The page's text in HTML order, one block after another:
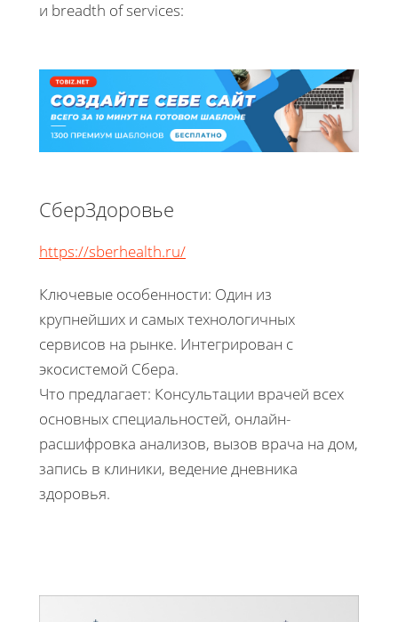
и breadth of services:
СберЗдоровье
https://sberhealth.ru/
Ключевые особенности: Один из
крупнейших и самых технологичных
сервисов на рынке. Интегрирован с
экосистемой Сбера.
Что предлагает: Консультации врачей всех
основных специальностей, онлайн-
расшифровка анализов, вызов врача на дом,
запись в клиники, ведение дневника
здоровья.